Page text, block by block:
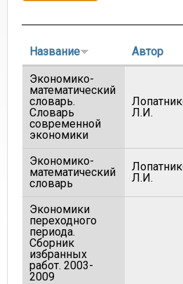
Название Автор
Экономико-
математический
словарь.
Словарь
современной
экономики
Л.И.
Экономико-
математический
словарь
Л.И.
Экономики
переходного
периода.
Сборник
избранных
работ. 2003-
2009